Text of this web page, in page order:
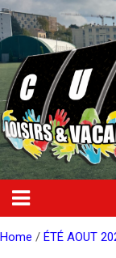
Skip
to
content
Home ÉTÉ AOUT